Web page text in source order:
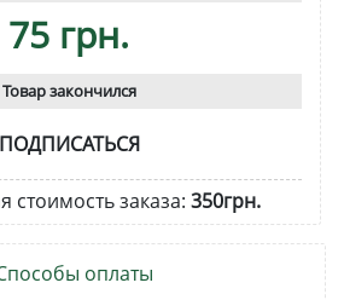
75 грн.
Товар закончился
ПОДПИСАТЬСЯ
заказа: 350грн.
оплаты